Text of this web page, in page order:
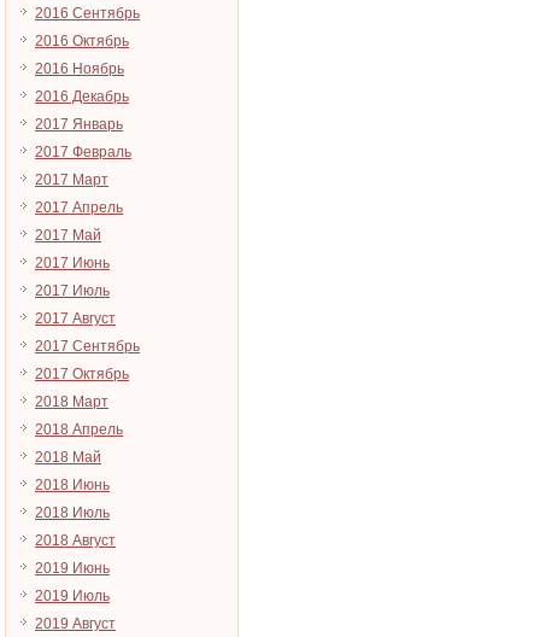
2016 Сентябрь
2016 Октябрь
2016 Ноябрь
2016 Декабрь
2017 Январь
2017 Февраль
2017 Март
2017 Апрель
2017 Май
2017 Июнь
2017 Июль
2017 Август
2017 Сентябрь
2017 Октябрь
2018 Март
2018 Апрель
2018 Май
2018 Июнь
2018 Июль
2018 Август
2019 Июнь
2019 Июль
2019 Август